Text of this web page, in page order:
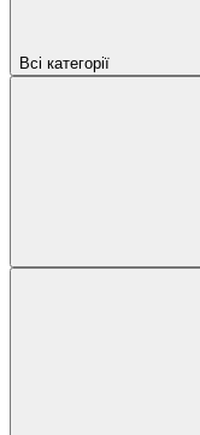
Всі категорії